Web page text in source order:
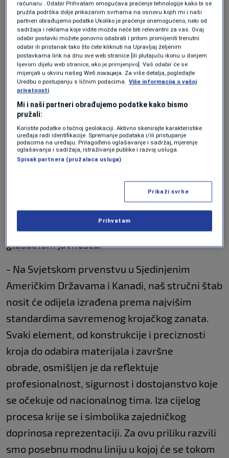
posebno kreirao premium bh. brend "Maestro
Suits".
Pisanje The Guardiana potvrđuje da je
"Maestro Suits" uspio u namjeri da naša država
bude percipirana kao moderna, stilizirana, s
prepoznatljivim imidžom.
Stručni štab, kao lice autoriteta, stabilnosti i
profesionalnog identiteta tima, dobio je
potpuno novi vizuelni izraz koji nadilazi modu i
ulazi u prostor državnog brendiranja. U
trenutku kada se sport, stil i nacionalni imidž
prepliću, Bosna i Hercegovina dobija jasniju,
samouvjereniju i prepoznatljiviju sliku pred
globalnom javnošću.
- Na Svjetskom prvenstvu u Sjedinjenim
Američkim Državama i Kanadi, naš stručni štab
nosit će odijela izrađena prema najvišim
standardima savremenog krojačkog zanata.
Svaki element, od konstrukcije i preciznosti
kroja do odabira materijala i završne
obrade, osmišljen je da reflektuje
profesionalnost, sigurnost i dostojanstvo koje
se očekuje od nacionalnog tima. Iza cijelog
procesa krije se i simbolika zajedničkog
doprinosa reprezentaciji. Za ovu priliku razvili
smo posebnu modnu liniju u kojoj će se tokom
računaru . Odabir Prihvatam omogućava praćenje tehnologije kako bi se
pružila podrška dolje prikazanim svrhama na osnovu kojih mi i naši
partneri obrađujemo podatke Ukoliko je praćenje onemogućeno, neki od
sadržaja i reklama koje vidite možda neće biti relevantni za vas. Ovaj
odabir postavki možete ponovno odabrati i pritom promijeniti trenutni
odabir ili pristanak tako što ćete kliknuti na Upravljaj željenim
postavkama link na dnu ove web stranice [ili plutajuću ikonu u donjem
lijevom dijelu web stranice, ako je primjenjivo]. Vaš odabir će se
mijenjati u okviru našeg Wеб локација. Za više detalja, pogledajte
Uredbu o postupanju s ličnim podacima. Više informacija o vašoj
privatnosti
Mi i naši partneri obrađujemo podatke kako bismo
pružali:
Koristite podatke o tačnoj geolokaciji. Aktivno skenirajte karakteristike
uređaja radi identifikacije. Spremanje podataka i/ili pristupanje
podacima na uređaju. Prilagođeno oglašavanje i sadržaj, mjerenje
oglašavanja i sadržaja, istraživanje publike i razvoj usluga.
Spisak partnera (pružalaca usluga)
Prikaži svrhe
Prihvatam